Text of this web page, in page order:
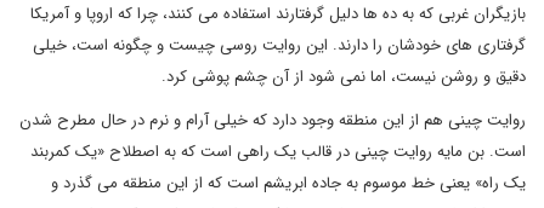
بازیگران غربی که به ده ها دلیل گرفتارند استفاده می کنند، چرا که اروپا و آمریکا
گرفتاری های خودشان را دارند. این روایت روسی چیست و چگونه است، خیلی
دقیق و روشن نیست، اما نمی شود از آن چشم پوشی کرد.
روایت چینی هم از این منطقه وجود دارد که خیلی آرام و نرم در حال مطرح شدن
است. بن مایه روایت چینی در قالب یک راهی است که به اصطلاح «یک کمربند
یک راه» یعنی خط موسوم به جاده ابریشم است که از این منطقه می گذرد و